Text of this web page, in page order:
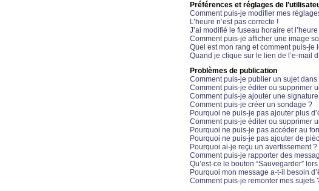
Préférences et réglages de
Comment puis-je modifier mes
L’heure n’est pas correcte !
J’ai modifié le fuseau horaire et
Comment puis-je afficher une image
Quel est mon rang et comment puis-je
Quand je clique sur le lien de l’e-mail
Problèmes de publication
Comment puis-je publier un sujet dans
Comment puis-je éditer ou supprimer
Comment puis-je ajouter une
Comment puis-je créer un sondage ?
Pourquoi ne puis-je pas ajouter plus
Comment puis-je éditer ou supprimer
Pourquoi ne puis-je pas accéder au
Pourquoi ne puis-je pas ajouter de
Pourquoi ai-je reçu un avertissement ?
Comment puis-je rapporter des
Qu’est-ce le bouton “Sauvegarder”
Pourquoi mon message a-t-il besoin
Comment puis-je remonter mes sujets